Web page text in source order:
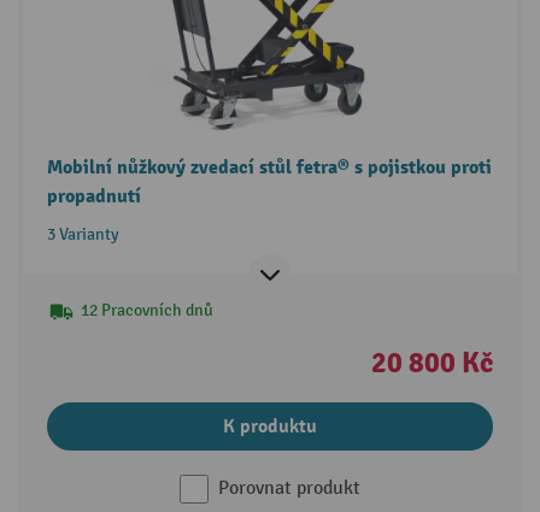
Mobilní nůžkový zvedací stůl fetra® s pojistkou proti
propadnutí
3 Varianty
12 Pracovních dnů
20 800 Kč
K produktu
Porovnat produkt